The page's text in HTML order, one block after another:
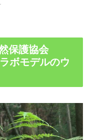
保護協会
ボモデルのウ